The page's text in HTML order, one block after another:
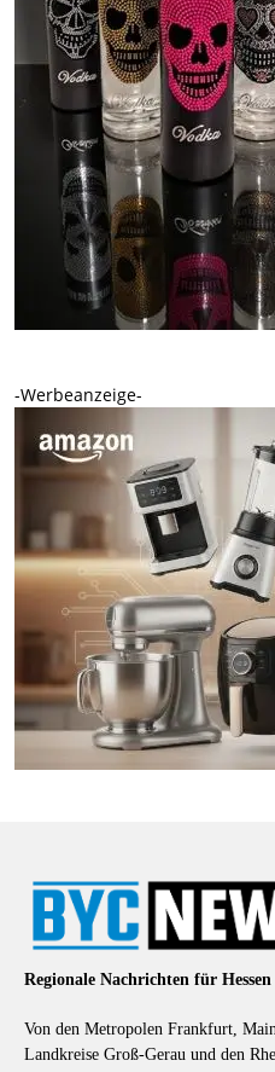
-Werbeanzeige-
Regionale Nachrichten für
Von den Metropolen Frankfurt,
Landkreise Groß-Gerau und den